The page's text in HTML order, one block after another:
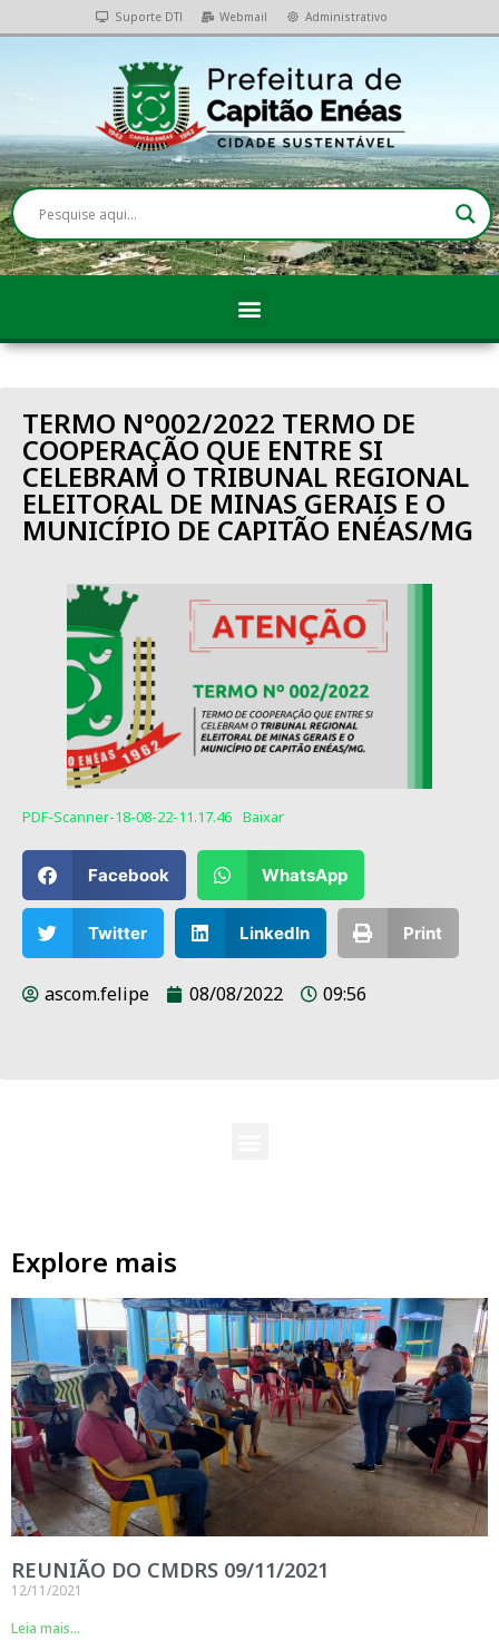
Suporte DTI Webmail Administrativo
TERMO N°002/2022 TERMO DE
COOPERAÇÃO QUE ENTRE SI
CELEBRAM O TRIBUNAL REGIONAL
ELEITORAL DE MINAS GERAIS E O
MUNICÍPIO DE CAPITÃO ENÉAS/MG
PDF-Scanner-18-08-22-11.17.46 Baixar
Facebook WhatsApp
Twitter LinkedIn Print
ascom.felipe 08/08/2022 09:56
Explore mais
REUNIÃO DO CMDRS 09/11/2021
12/11/2021
Leia mais...